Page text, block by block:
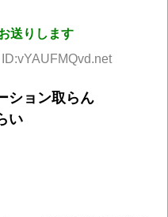
送りします
ション取らん
い